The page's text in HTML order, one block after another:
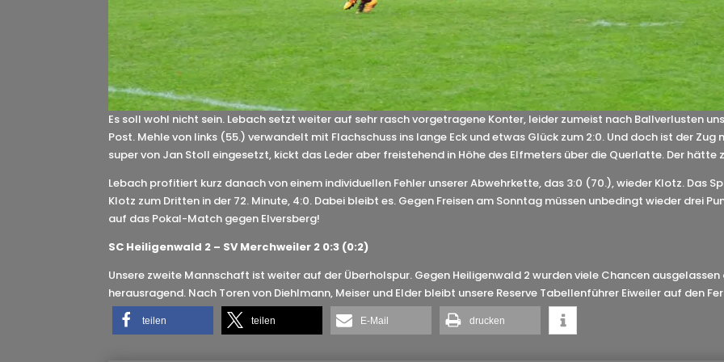
Es soll wohl nicht sein. Lebach setzt weiter auf sehr rasch vorgetragene Konter, leider zumeist nach Ballverlusten
Post. Mehle von links (55.) verwandelt mit Flachschuss ins lange Eck und etwas Glück zum 2:0. Und doch ist der
super von Jan Stoll eingesetzt, kickt das Leder aber freistehend in Höhe des Elfmeters über die Querlatte. Der hätte
Lebach profitiert kurz danach von einem individuellen Fehler unserer Abwehrkette, das 3:0 (70.), wieder Klotz. Das
Klotz zum Dritten in der 72. Minute, 4:0. Dabei bleibt es. Gegen Freisen am Sonntag müssen unbedingt wieder drei
auf das Pokal-Match gegen Elversberg!
SC Heiligenwald 2 – SV Merchweiler 2 0:3 (0:2)
Unsere zweite Mannschaft ist weiter auf der Überholspur. Gegen Heiligenwald 2 wurden viele Chancen
herausragend. Nach Toren von Diehlmann, Meiser und Elder bleibt unsere Reserve Tabellenführer Eiweiler auf den
teilen teilen E-Mail drucken